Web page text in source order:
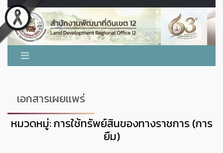
เอกสารเผยเเพร่
หมวดหมู่: การใช้ทรัพย์สินของทางราชการ (การ
ยืม)